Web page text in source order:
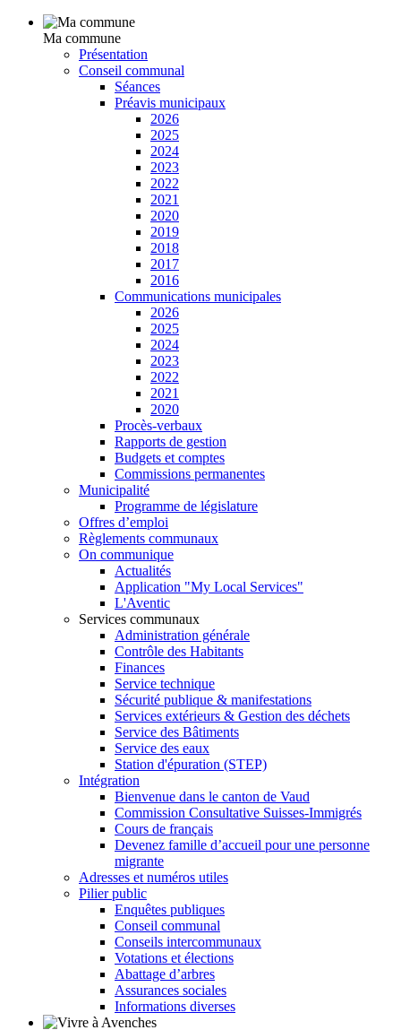
Ma commune
Présentation
Conseil communal
Séances
Préavis municipaux
2026
2025
2024
2023
2022
2021
2020
2019
2018
2017
2016
Communications municipales
2026
2025
2024
2023
2022
2021
2020
Procès-verbaux
Rapports de gestion
Budgets et comptes
Commissions permanentes
Municipalité
Programme de législature
Offres d’emploi
Règlements communaux
On communique
Actualités
Application "My Local Services"
L'Aventic
Services communaux
Administration générale
Contrôle des Habitants
Finances
Service technique
Sécurité publique & manifestations
Services extérieurs & Gestion des déchets
Service des Bâtiments
Service des eaux
Station d'épuration (STEP)
Intégration
Bienvenue dans le canton de Vaud
Commission Consultative Suisses-Immigrés
Cours de français
Devenez famille d’accueil pour une personne
migrante
Adresses et numéros utiles
Pilier public
Enquêtes publiques
Conseil communal
Conseils intercommunaux
Votations et élections
Abattage d’arbres
Assurances sociales
Informations diverses